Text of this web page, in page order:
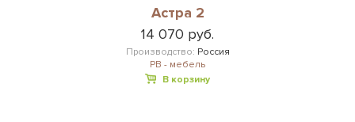
Астра 2
14 070 руб.
Производство: Россия
РВ - мебель
В корзину